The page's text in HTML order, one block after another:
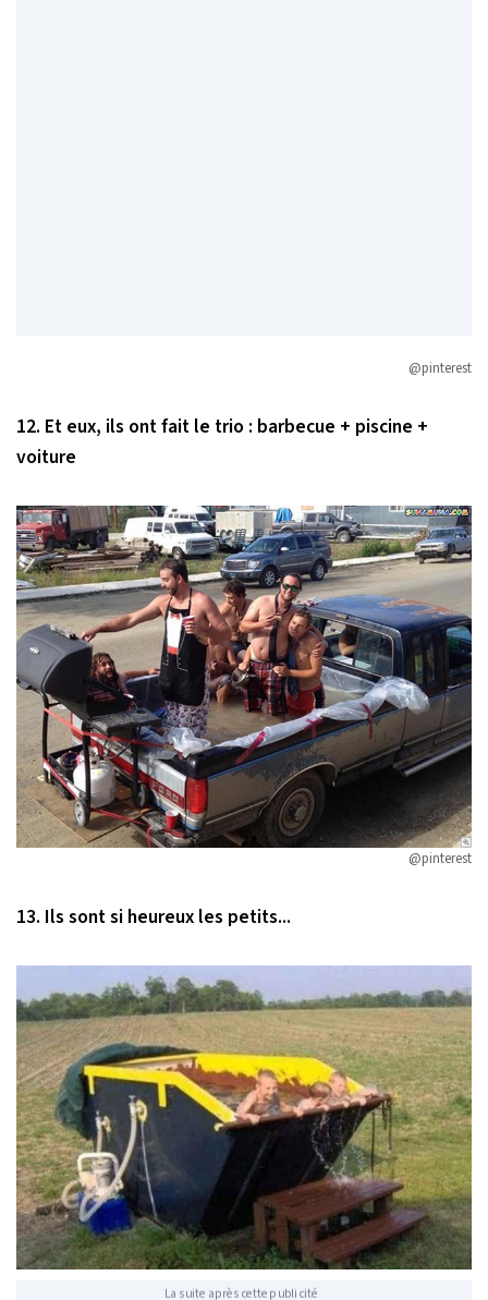
@pinterest
12. Et eux, ils ont fait le trio : barbecue + piscine +
voiture
@pinterest
13. Ils sont si heureux les petits...
La suite après cette publicité